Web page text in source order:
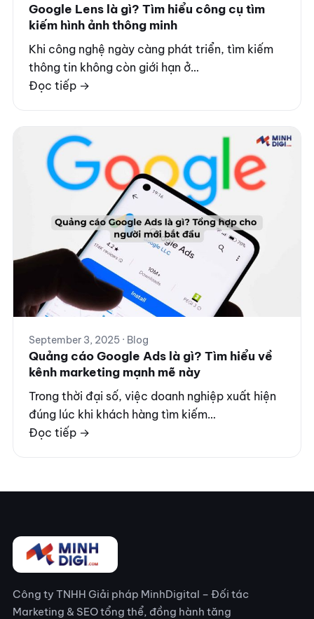
Google Lens là gì? Tìm hiểu công cụ tìm
kiếm hình ảnh thông minh
Khi công nghệ ngày càng phát triển, tìm kiếm
thông tin không còn giới hạn ở…
Đọc tiếp →
September 3, 2025 · Blog
Quảng cáo Google Ads là gì? Tìm hiểu về
kênh marketing mạnh mẽ này
Trong thời đại số, việc doanh nghiệp xuất hiện
đúng lúc khi khách hàng tìm kiếm…
Đọc tiếp →
Công ty TNHH Giải pháp MinhDigital – Đối tác
Marketing & SEO tổng thể, đồng hành tăng